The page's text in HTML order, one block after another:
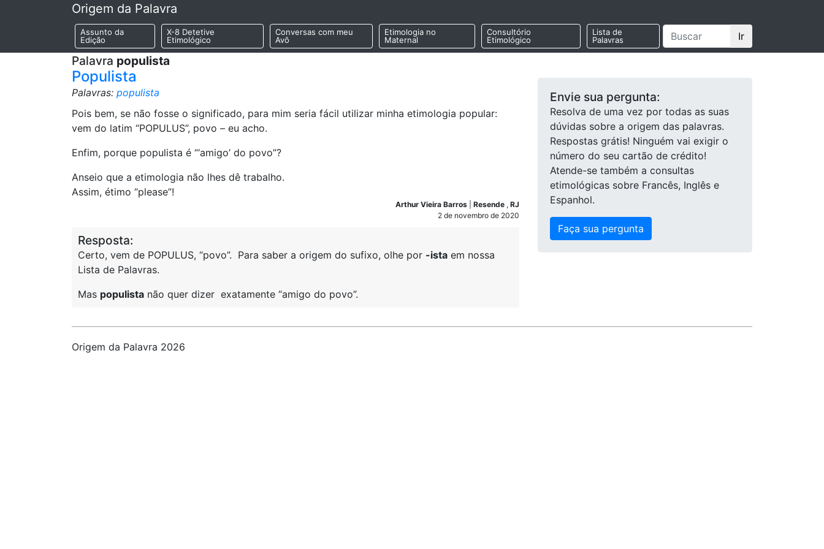
Origem da Palavra
Assunto da
Edição
X-8 Detetive
Etimológico
Conversas com meu
Avô
Etimologia no
Maternal
Consultório
Etimológico
Lista de
Palavras
Ir
Palavra populista
Populista
Palavras: populista
Pois bem, se não fosse o significado, para mim seria fácil utilizar minha etimologia popular:
vem do latim “POPULUS”, povo – eu acho.
Enfim, porque populista é “‘amigo’ do povo”?
Anseio que a etimologia não lhes dê trabalho.
Assim, étimo “please”!
Arthur Vieira Barros Resende , RJ
2 de novembro de 2020
Resposta:
Certo, vem de POPULUS, “povo”. Para saber a origem do sufixo, olhe por -ista em nossa
Lista de Palavras.
Mas populista não quer dizer exatamente “amigo do povo”.
Envie sua pergunta:
Resolva de uma vez por todas as suas
dúvidas sobre a origem das palavras.
Respostas grátis! Ninguém vai exigir o
número do seu cartão de crédito!
Atende-se também a consultas
etimológicas sobre Francês, Inglês e
Espanhol.
Faça sua pergunta
Origem da Palavra 2026